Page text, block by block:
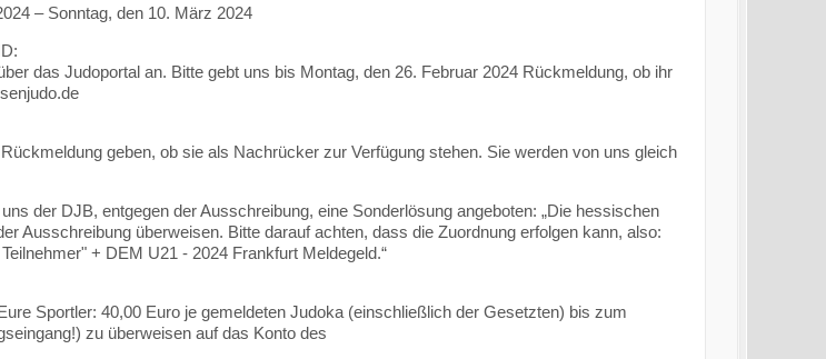
– Sonntag, den 10. März 2024
das Judoportal an. Bitte gebt uns bis Montag, den 26. Februar 2024 Rückmeldung, ob ihr
geben, ob sie als Nachrücker zur Verfügung stehen. Sie werden von uns gleich
der DJB, entgegen der Ausschreibung, eine Sonderlösung angeboten: „Die hessischen
Ausschreibung überweisen. Bitte darauf achten, dass die Zuordnung erfolgen kann, also:
+ DEM U21 - 2024 Frankfurt Meldegeld.“
Sportler: 40,00 Euro je gemeldeten Judoka (einschließlich der Gesetzten) bis zum
zu überweisen auf das Konto des